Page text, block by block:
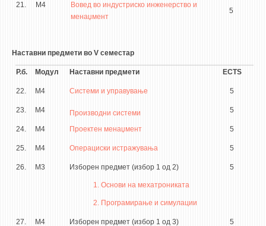
21. М4
Вовед во индустриско инженерство и
менаџмент
5
Наставни предмети во V семестар
Р.б. Модул Наставни предмети ECTS
22. М4 Системи и управување 5
23. М4 Производни системи 5
24. М4 Проектен менаџмент 5
25. М4 Операциски истражувања 5
26. М3 Изборен предмет (избор 1 од 2)
1. Основи на мехатрониката
2. Програмирање и симулации
5
27. М4 Изборен предмет (избор 1 од 3) 5